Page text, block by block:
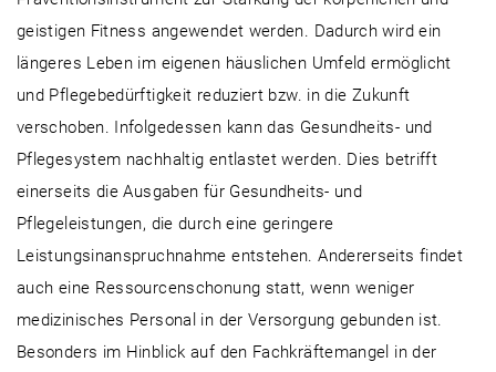
geistigen Fitness angewendet werden. Dadurch wird ein
längeres Leben im eigenen häuslichen Umfeld ermöglicht
und Pflegebedürftigkeit reduziert bzw. in die Zukunft
verschoben. Infolgedessen kann das Gesundheits- und
Pflegesystem nachhaltig entlastet werden. Dies betrifft
einerseits die Ausgaben für Gesundheits- und
Pflegeleistungen, die durch eine geringere
Leistungsinanspruchnahme entstehen. Andererseits findet
auch eine Ressourcenschonung statt, wenn weniger
medizinisches Personal in der Versorgung gebunden ist.
Besonders im Hinblick auf den Fachkräftemangel in der